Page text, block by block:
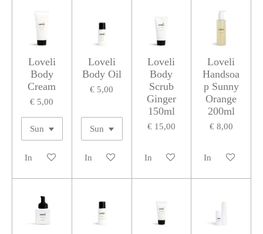
Loveli
Body
Cream
€ 5,00
In winkelwagen
Loveli
Body Oil
€ 5,00
In winkelwagen
Loveli
Body
Scrub
Ginger
150ml
€ 15,00
In winkelwagen
Loveli
Handsoa
p Sunny
Orange
200ml
€ 8,00
In winkelwagen